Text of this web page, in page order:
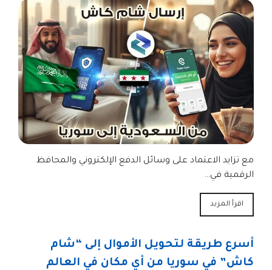
مع تزايد الاعتماد على وسائل الدفع الإلكتروني والمحافظ
الرقمية في…
اقرأ المزيد
أسرع طريقة لتحويل الأموال إلى “شام
كاش” في سوريا من أي مكان في العالم